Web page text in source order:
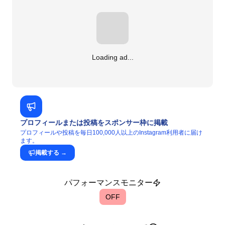
Loading ad...
プロフィールまたは投稿をスポンサー枠に掲載
プロフィールや投稿を毎日100,000人以上のInstagram利用者に届け
ます。
掲載する →
パフォーマンスモニター
OFF